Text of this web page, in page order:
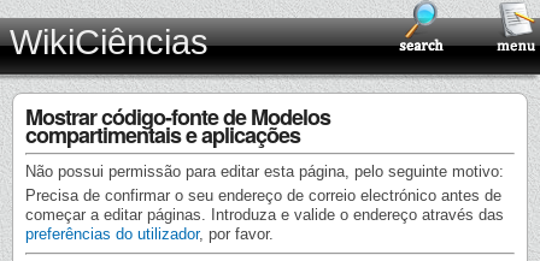
WikiCiências
Mostrar código-fonte de Modelos
compartimentais e aplicações
Não possui permissão para editar esta página, pelo seguinte motivo:
Precisa de confirmar o seu endereço de correio electrónico antes de
começar a editar páginas. Introduza e valide o endereço através das
preferências do utilizador, por favor.